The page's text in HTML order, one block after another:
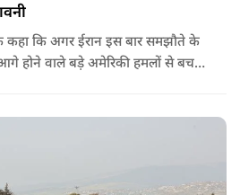
आगे होने वाले बड़े अमेरिकी हमलों से बच